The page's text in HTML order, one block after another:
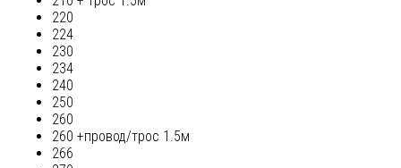
220
224
230
234
240
250
260
260 +провод/трос 1.5м
266